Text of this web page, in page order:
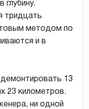
глубину.
тридцать
методом по
и в
13
23 километров.
ни одной